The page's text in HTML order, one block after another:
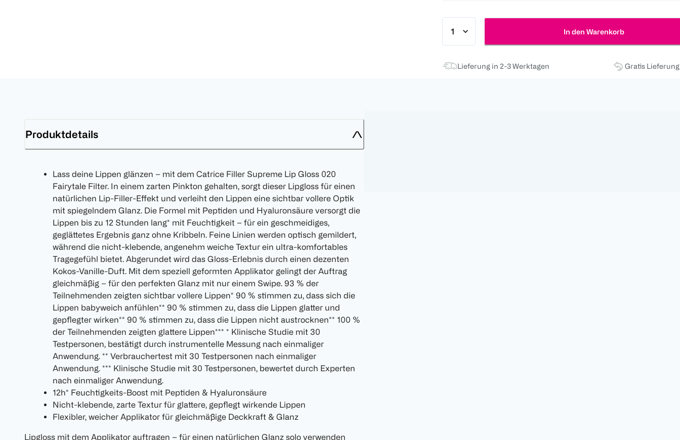
In den Warenkorb
Lieferung in 2-3 Werktagen Gratis
Produktdetails
Lass deine Lippen glänzen – mit dem Catrice Filler Supreme Lip Gloss 020
Fairytale Filter. In einem zarten Pinkton gehalten, sorgt dieser Lipgloss für einen
natürlichen Lip-Filler-Effekt und verleiht den Lippen eine sichtbar vollere Optik
mit spiegelndem Glanz. Die Formel mit Peptiden und Hyaluronsäure versorgt die
Lippen bis zu 12 Stunden lang* mit Feuchtigkeit – für ein geschmeidiges,
geglättetes Ergebnis ganz ohne Kribbeln. Feine Linien werden optisch gemildert,
während die nicht-klebende, angenehm weiche Textur ein ultra-komfortables
Tragegefühl bietet. Abgerundet wird das Gloss-Erlebnis durch einen dezenten
Kokos-Vanille-Duft. Mit dem speziell geformten Applikator gelingt der Auftrag
gleichmäßig – für den perfekten Glanz mit nur einem Swipe. 93 % der
Teilnehmenden zeigten sichtbar vollere Lippen* 90 % stimmen zu, dass sich die
Lippen babyweich anfühlen** 90 % stimmen zu, dass die Lippen glatter und
gepflegter wirken** 90 % stimmen zu, dass die Lippen nicht austrocknen** 100 %
der Teilnehmenden zeigten glattere Lippen*** * Klinische Studie mit 30
Testpersonen, bestätigt durch instrumentelle Messung nach einmaliger
Anwendung. ** Verbrauchertest mit 30 Testpersonen nach einmaliger
Anwendung. *** Klinische Studie mit 30 Testpersonen, bewertet durch Experten
nach einmaliger Anwendung.
12h* Feuchtigkeits-Boost mit Peptiden & Hyaluronsäure
Nicht-klebende, zarte Textur für glattere, gepflegt wirkende Lippen
Flexibler, weicher Applikator für gleichmäßige Deckkraft & Glanz
Lipgloss mit dem Applikator auftragen – für einen natürlichen Glanz solo verwenden